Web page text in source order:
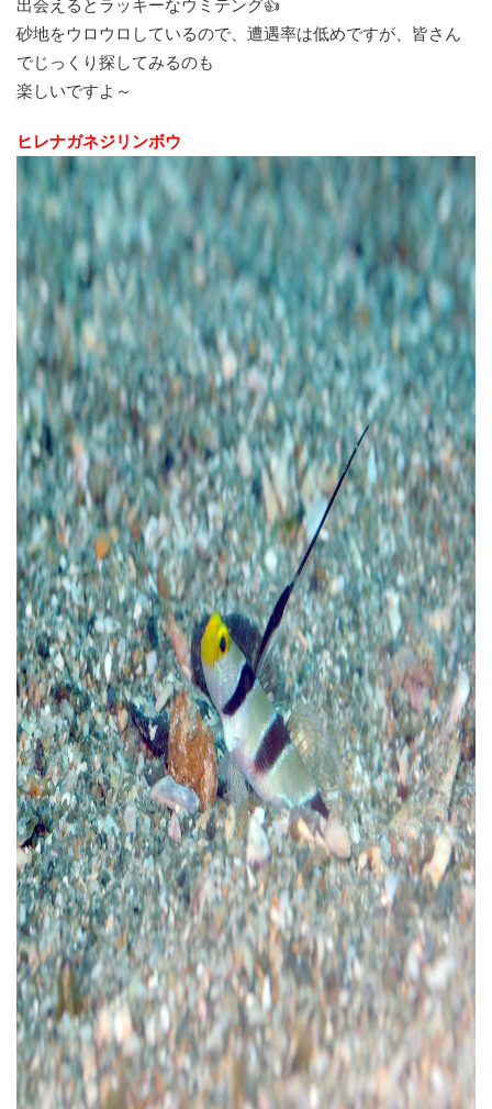
出会えるとラッキーなウミテング👍
砂地をウロウロしているので、遭遇率は低めですが、皆さん
でじっくり探してみるのも
楽しいですよ～
ヒレナガネジリンボウ